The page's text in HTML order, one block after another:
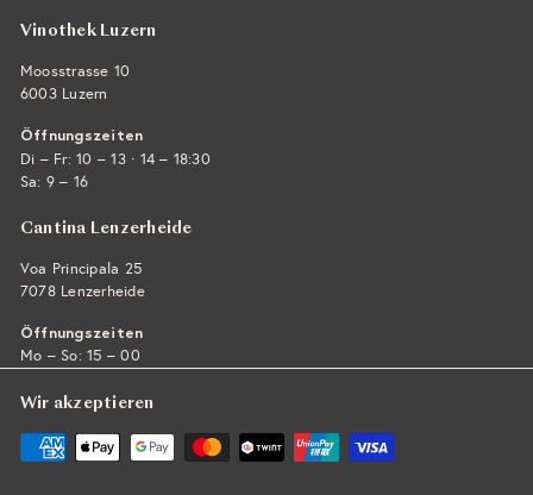
Vinothek Luzern
Moosstrasse 10
6003 Luzern
Öffnungszeiten
Di – Fr: 10 – 13 · 14 – 18:30
Sa: 9 – 16
Cantina Lenzerheide
Voa Principala 25
7078 Lenzerheide
Öffnungszeiten
Mo – So: 15 – 00
Wir akzeptieren